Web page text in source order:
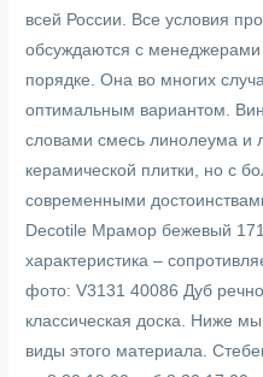
всей России. Все условия
обсуждаются с
порядке. Она во многих
оптимальным вариантом.
словами смесь линолеума и
керамической плитки, но с
современными
Decotile Мрамор бежевый
характеристика –
фото: V3131 40086 Дуб
классическая доска. Ниже
виды этого материала.